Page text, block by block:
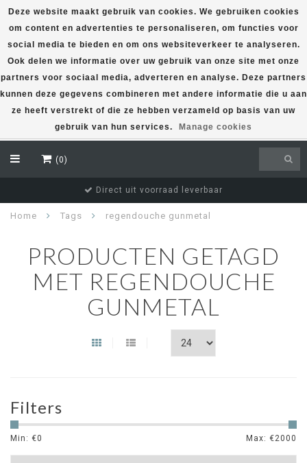
(0)
Direct uit voorraad leverbaar
Home Tags regendouche gunmetal
PRODUCTEN GETAGD
MET REGENDOUCHE
GUNMETAL
Filters
Min: €0 Max: €2000
Deze website maakt gebruik van cookies. We gebruiken cookies
om content en advertenties te personaliseren, om functies voor
social media te bieden en om ons websiteverkeer te analyseren.
Ook delen we informatie over uw gebruik van onze site met onze
partners voor sociaal media, adverteren en analyse. Deze partners
kunnen deze gegevens combineren met andere informatie die u aan
ze heeft verstrekt of die ze hebben verzameld op basis van uw
gebruik van hun services.
Manage cookies